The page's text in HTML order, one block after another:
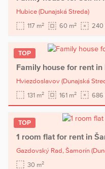
Hubice (Dunajská Streda)
117 m2 60 m2 240
TOP
Family house for rent
Hviezdoslavov (Dunajská
131 m2 161 m2 686
TOP
1 room flat for rent in
Gazdovský Rad, Šamorín
30 m2